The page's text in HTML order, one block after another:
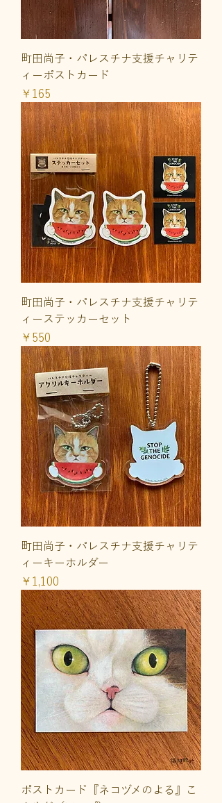
町田尚子・パレスチナ支援チャリテ
ィーポストカード
価格
￥165
町田尚子・パレスチナ支援チャリテ
ィーステッカーセット
価格
￥550
町田尚子・パレスチナ支援チャリテ
ィーキーホルダー
価格
￥1,100
ポストカード『ネコヅメのよる』こ